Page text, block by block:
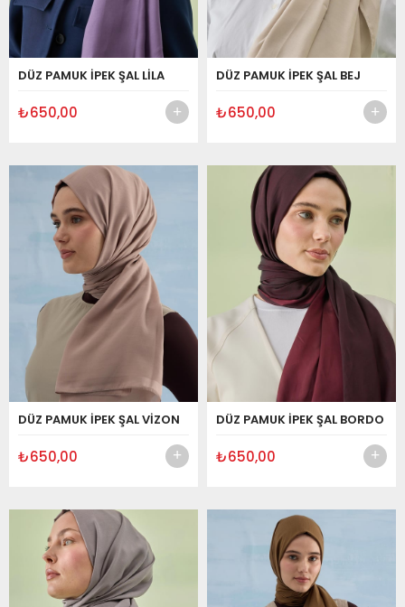
DÜZ PAMUK İPEK ŞAL LİLA
₺650,00
DÜZ PAMUK İPEK ŞAL BEJ
₺650,00
DÜZ PAMUK İPEK ŞAL VİZON
₺650,00
DÜZ PAMUK İPEK ŞAL BORDO
₺650,00